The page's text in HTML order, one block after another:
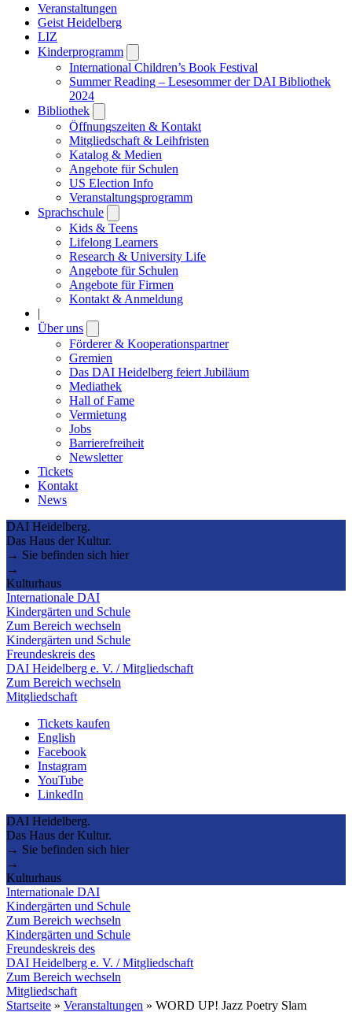
Veranstaltungen
Geist Heidelberg
LIZ
Kinderprogramm
submenu
International Children’s Book Festival
Summer Reading – Lesesommer der DAI Bibliothek
2024
Bibliothek
submenu
Öffnungszeiten & Kontakt
Mitgliedschaft & Leihfristen
Katalog & Medien
Angebote für Schulen
US Election Info
Veranstaltungsprogramm
Sprachschule
submenu
Kids & Teens
Lifelong Learners
Research & University Life
Angebote für Schulen
Angebote für Firmen
Kontakt & Anmeldung
|
Über uns
submenu
Förderer & Kooperationspartner
Gremien
Das DAI Heidelberg feiert Jubiläum
Mediathek
Hall of Fame
Vermietung
Jobs
Barrierefreiheit
Newsletter
Tickets
Kontakt
News
DAI Heidelberg.
Das Haus der Kultur.
→ Sie befinden sich hier
→
Kulturhaus
Internationale DAI
Kindergärten und Schule
Zum Bereich wechseln
Kindergärten und Schule
Freundeskreis des
DAI Heidelberg e. V. / Mitgliedschaft
Zum Bereich wechseln
Mitgliedschaft
Tickets kaufen
English
Facebook
Instagram
YouTube
LinkedIn
DAI Heidelberg.
Das Haus der Kultur.
→ Sie befinden sich hier
→
Kulturhaus
Internationale DAI
Kindergärten und Schule
Zum Bereich wechseln
Kindergärten und Schule
Freundeskreis des
DAI Heidelberg e. V. / Mitgliedschaft
Zum Bereich wechseln
Mitgliedschaft
Startseite » Veranstaltungen » WORD UP! Jazz Poetry Slam